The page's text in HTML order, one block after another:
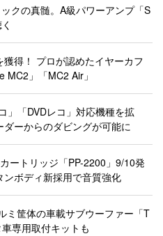
クの真髄。A級パワーアンプ「S
得！ プロが認めたイヤーカフ
MC2」「MC2 Air」
」「DVDレコ」対応機種を拡
ーからのダビングが可能に
ートリッジ「PP-2200」9/10発
ボディ新採用で音質強化
ミ筐体の車載サブウーファー「T
専用取付キットも